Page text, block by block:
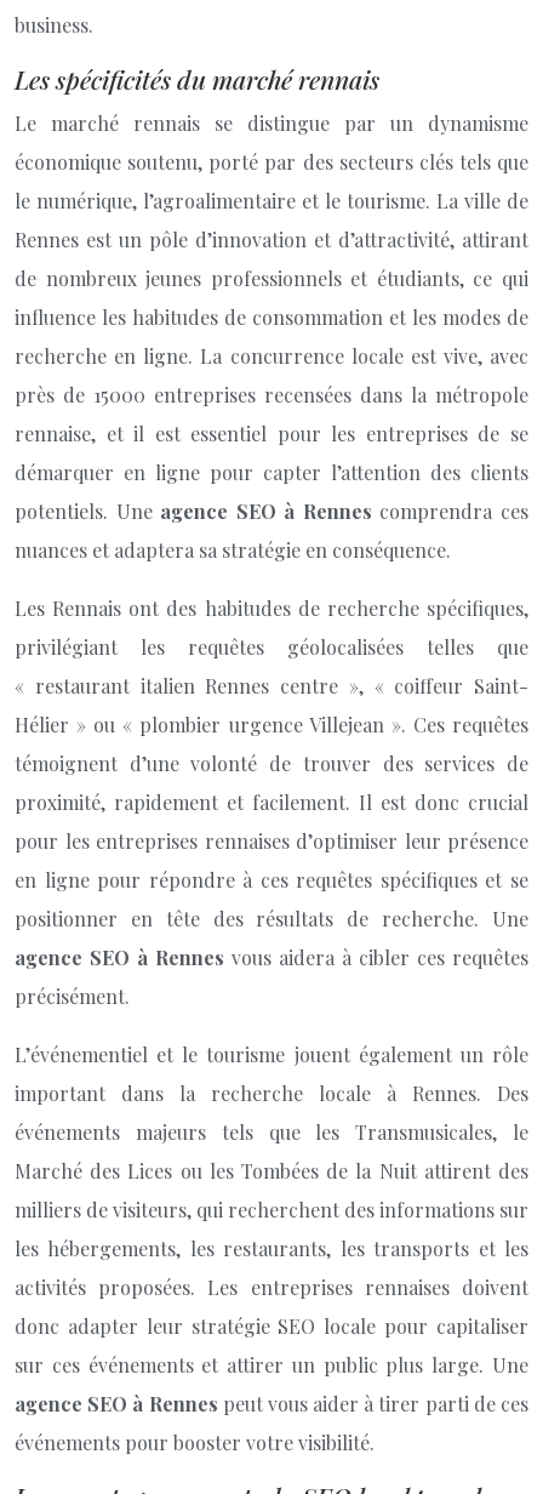
business.
Les spécificités du marché rennais
Le marché rennais se distingue par un dynamisme
économique soutenu, porté par des secteurs clés tels que
le numérique, l’agroalimentaire et le tourisme. La ville de
Rennes est un pôle d’innovation et d’attractivité, attirant
de nombreux jeunes professionnels et étudiants, ce qui
influence les habitudes de consommation et les modes de
recherche en ligne. La concurrence locale est vive, avec
près de 15000 entreprises recensées dans la métropole
rennaise, et il est essentiel pour les entreprises de se
démarquer en ligne pour capter l’attention des clients
potentiels. Une agence SEO à Rennes comprendra ces
nuances et adaptera sa stratégie en conséquence.
Les Rennais ont des habitudes de recherche spécifiques,
privilégiant les requêtes géolocalisées telles que
« restaurant italien Rennes centre », « coiffeur Saint-
Hélier » ou « plombier urgence Villejean ». Ces requêtes
témoignent d’une volonté de trouver des services de
proximité, rapidement et facilement. Il est donc crucial
pour les entreprises rennaises d’optimiser leur présence
en ligne pour répondre à ces requêtes spécifiques et se
positionner en tête des résultats de recherche. Une
agence SEO à Rennes vous aidera à cibler ces requêtes
précisément.
L’événementiel et le tourisme jouent également un rôle
important dans la recherche locale à Rennes. Des
événements majeurs tels que les Transmusicales, le
Marché des Lices ou les Tombées de la Nuit attirent des
milliers de visiteurs, qui recherchent des informations sur
les hébergements, les restaurants, les transports et les
activités proposées. Les entreprises rennaises doivent
donc adapter leur stratégie SEO locale pour capitaliser
sur ces événements et attirer un public plus large. Une
agence SEO à Rennes peut vous aider à tirer parti de ces
événements pour booster votre visibilité.